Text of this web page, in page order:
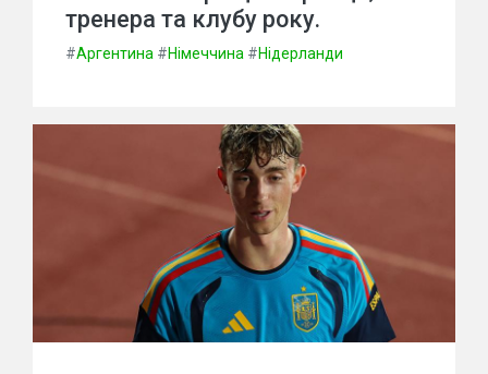
тренера та клубу року.
#Аргентина #Німеччина #Нідерланди